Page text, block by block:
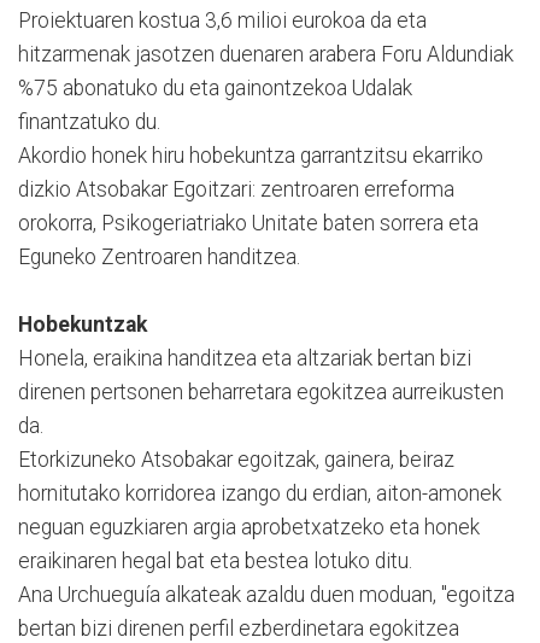
Proiektuaren kostua 3,6 milioi eurokoa da eta
hitzarmenak jasotzen duenaren arabera Foru Aldundiak
%75 abonatuko du eta gainontzekoa Udalak
finantzatuko du.
Akordio honek hiru hobekuntza garrantzitsu ekarriko
dizkio Atsobakar Egoitzari: zentroaren erreforma
orokorra, Psikogeriatriako Unitate baten sorrera eta
Eguneko Zentroaren handitzea.
Hobekuntzak
Honela, eraikina handitzea eta altzariak bertan bizi
direnen pertsonen beharretara egokitzea aurreikusten
da.
Etorkizuneko Atsobakar egoitzak, gainera, beiraz
hornitutako korridorea izango du erdian, aiton-amonek
neguan eguzkiaren argia aprobetxatzeko eta honek
eraikinaren hegal bat eta bestea lotuko ditu.
Ana Urchueguía alkateak azaldu duen moduan, "egoitza
bertan bizi direnen perfil ezberdinetara egokitzea